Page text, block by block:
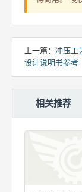
上一篇： 冲压工
设计说明书参考
相关推荐